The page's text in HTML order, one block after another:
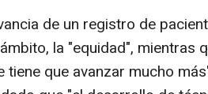
de un registro de
la "equidad", mientras
tiene que avanzar mucho